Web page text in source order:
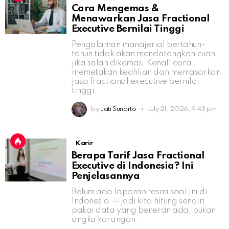
Cara Mengemas &
Menawarkan Jasa Fractional
Executive Bernilai Tinggi
Pengalaman manajerial bertahun-
tahun tidak akan mendatangkan cuan
jika salah dikemas. Kenali cara
memetakan keahlian dan memasarkan
jasa fractional executive bernilai
tinggi.
by Jati Sunarto July 21, 2026, 9:43 pm
Karir
Berapa Tarif Jasa Fractional
Executive di Indonesia? Ini
Penjelasannya
Belum ada laporan resmi soal ini di
Indonesia — jadi kita hitung sendiri
pakai data yang beneran ada, bukan
angka karangan.